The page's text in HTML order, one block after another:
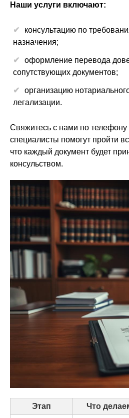
Наши услуги включают:
консультацию по
назначения;
оформление перевода
сопутствующих документов;
организацию
легализации.
Свяжитесь с нами по телефону
специалисты помогут пройти
что каждый документ будет
консульством.
Этап Что